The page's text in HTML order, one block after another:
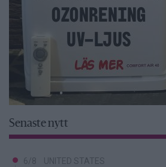
Senaste nytt
6/8 UNITED STATES